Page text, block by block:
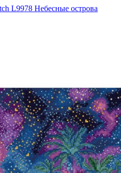
L9978 Небесные острова